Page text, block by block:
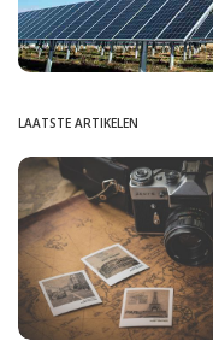
LAATSTE ARTIKELEN